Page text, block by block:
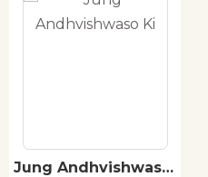
Jung Andhvishwaso